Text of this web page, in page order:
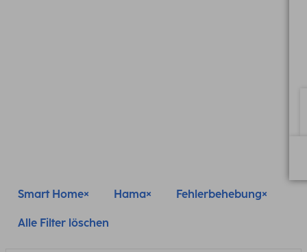
Smart Home Hama Fehlerbehebung
Alle Filter löschen